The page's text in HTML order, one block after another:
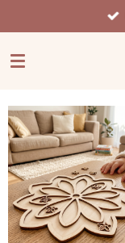
direct
naar